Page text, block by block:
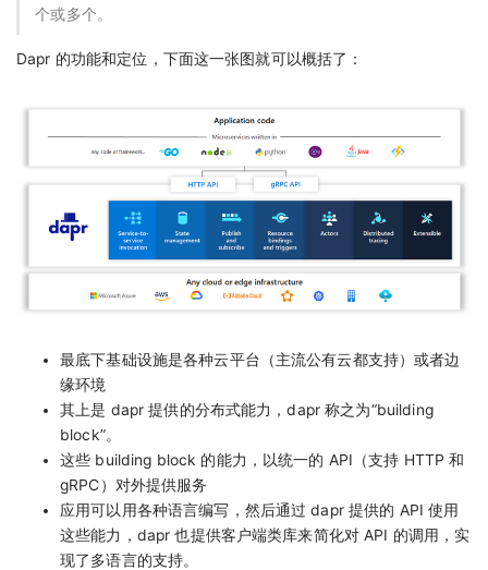
个或多个。
Dapr 的功能和定位，下面这一张图就可以概括了：
最底下基础设施是各种云平台（主流公有云都支持）或者边
缘环境
其上是 dapr 提供的分布式能力，dapr 称之为“building
block”。
这些 building block 的能力，以统一的 API（支持 HTTP 和
gRPC）对外提供服务
应用可以用各种语言编写，然后通过 dapr 提供的 API 使用
这些能力，dapr 也提供客户端类库来简化对 API 的调用，实
现了多语言的支持。